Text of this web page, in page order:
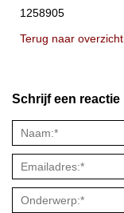
1258905
Terug naar overzicht
Schrijf een reactie